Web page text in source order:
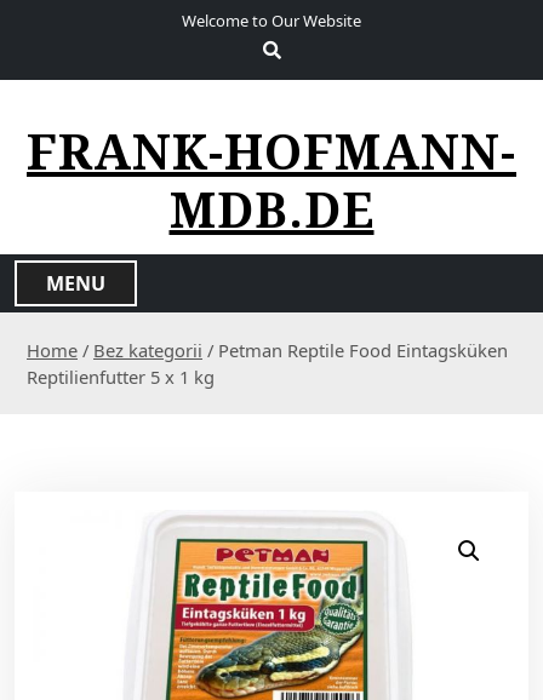
Welcome to Our Website
FRANK-HOFMANN-
MDB.DE
MENU
Home / Bez kategorii / Petman Reptile Food Eintagsküken
Reptilienfutter 5 x 1 kg